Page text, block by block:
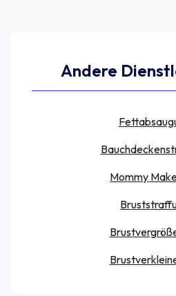
Andere
Mommy